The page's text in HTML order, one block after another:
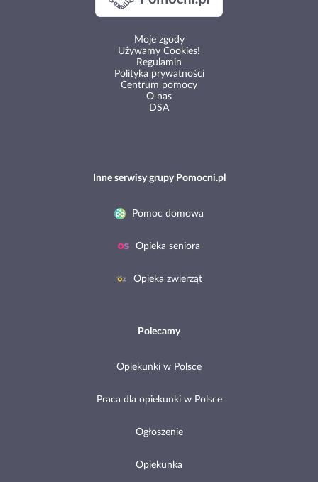
Moje zgody
Używamy Cookies!
Regulamin
Polityka prywatności
Centrum pomocy
O nas
DSA
Inne serwisy grupy Pomocni.pl
Pomoc domowa
Opieka seniora
Opieka zwierząt
Polecamy
Opiekunki w Polsce
Praca dla opiekunki w Polsce
Ogłoszenie
Opiekunka